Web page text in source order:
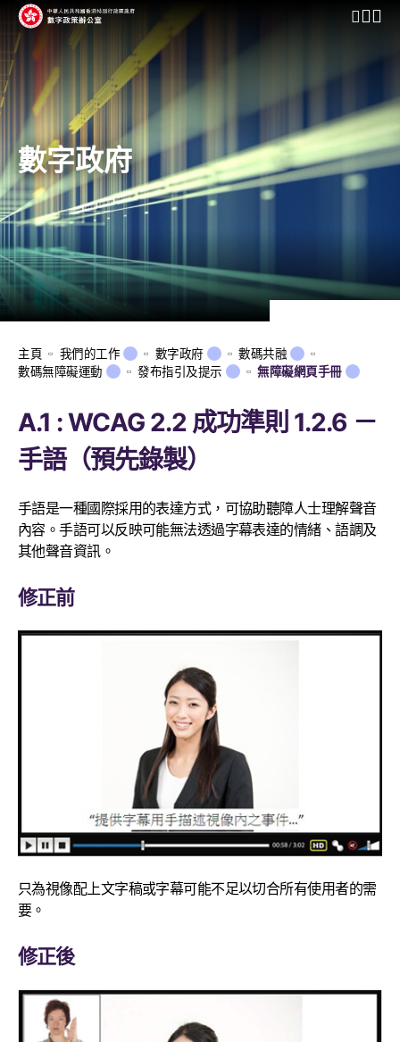
開啟行
數字政府
主頁 我們的工作 數字政府
數碼共融
數碼無障礙運動
發布指引及提示 無障礙網頁手冊
A.1 : WCAG 2.2 成功準則 1.2.6 －
手語（預先錄製）
手語是一種國際採用的表達方式，可協助聽障人士理解聲音
內容。手語可以反映可能無法透過字幕表達的情緒、語調及
其他聲音資訊。
修正前
只為視像配上文字稿或字幕可能不足以切合所有使用者的需
要。
修正後